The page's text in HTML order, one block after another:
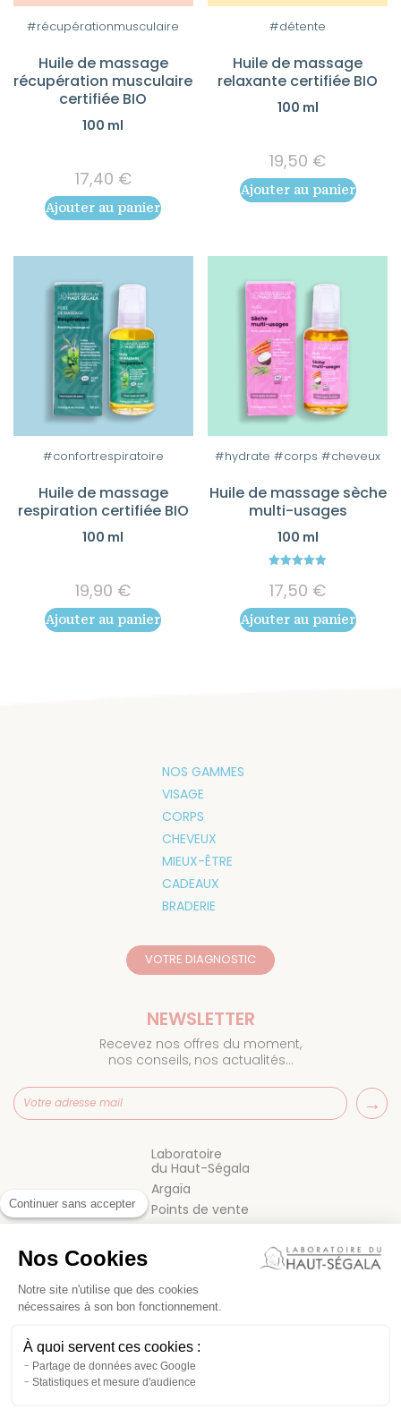
#récupérationmusculaire
Huile de massage
récupération musculaire
certifiée BIO
100 ml
17,40 €
Ajouter au panier
#détente
Huile de massage
relaxante certifiée BIO
100 ml
19,50 €
Ajouter au panier
#confortrespiratoire
Huile de massage
respiration certifiée BIO
100 ml
19,90 €
Ajouter au panier
#hydrate #corps #cheveux
Huile de massage sèche
multi-usages
100 ml
out of 5
17,50 €
Ajouter au panier
VOTRE DIAGNOSTIC
NOS GAMMES
VISAGE
CORPS
CHEVEUX
MIEUX-ÊTRE
CADEAUX
BRADERIE
Laboratoire
du Haut-Ségala
Argaïa
Points de vente
Blog
NEWSLETTER
Recevez nos offres du moment,
nos conseils, nos actualités…
Continuer sans accepter
Nos Cookies
Notre site n'utilise que des cookies
nécessaires à son bon fonctionnement.
À quoi servent ces cookies :
Partage de données avec Google
Statistiques et mesure d'audience